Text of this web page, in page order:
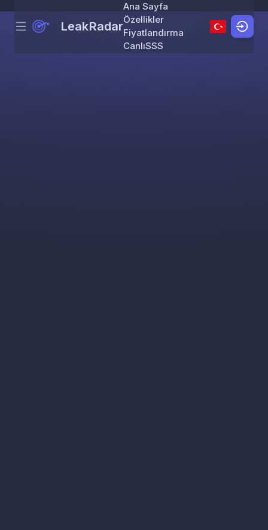
Skip to content
Menu LeakRadar
Ana Sayfa
Özellikler
Fiyatlandırma
CanlıSSS